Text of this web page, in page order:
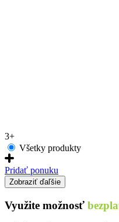
3+
Všetky produkty
Pridať ponuku
Zobraziť ďaľšie
Využite možnosť